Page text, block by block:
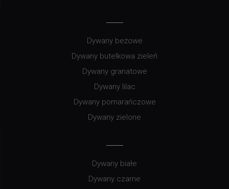
Dywany beżowe
Dywany butelkowa zieleń
Dywany granatowe
Dywany lilac
Dywany pomarańczowe
Dywany zielone
Dywany białe
Dywany czarne